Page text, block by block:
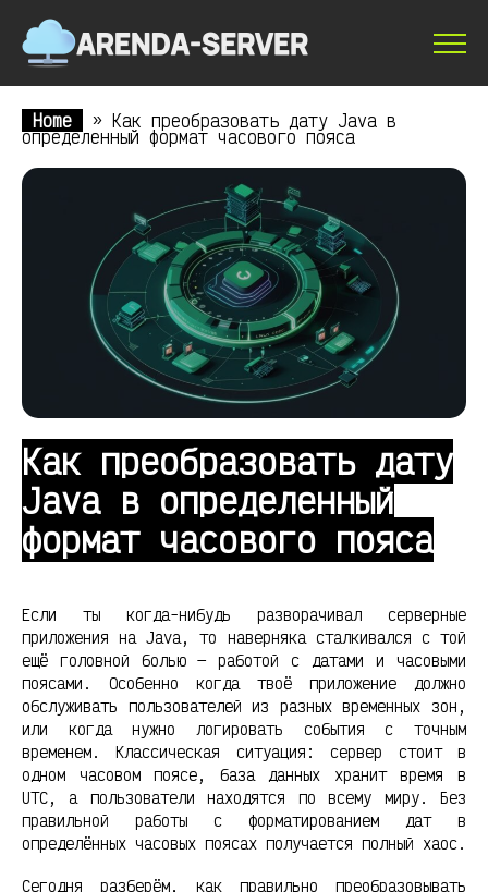
Home » Как преобразовать дату Java в
определенный формат часового пояса
Как преобразовать дату
Java в определенный
формат часового пояса
Если ты когда-нибудь разворачивал серверные
приложения на Java, то наверняка сталкивался с той
ещё головной болью — работой с датами и часовыми
поясами. Особенно когда твоё приложение должно
обслуживать пользователей из разных временных зон,
или когда нужно логировать события с точным
временем. Классическая ситуация: сервер стоит в
одном часовом поясе, база данных хранит время в
UTC, а пользователи находятся по всему миру. Без
правильной работы с форматированием дат в
определённых часовых поясах получается полный хаос.
Сегодня разберём, как правильно преобразовывать